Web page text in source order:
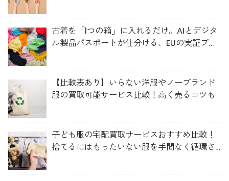
古着を「1つの箱」に入れるだけ。AIとデジタ
ル製品パスポートが仕分ける、EUの実証プロ
【比較表あり】いらない洋服やノーブランド
服の買取可能サービス比較！高く売るコツも
子ども服の宅配買取サービスおすすめ比較！
捨てるにはもったいない服を手間なく循環さ